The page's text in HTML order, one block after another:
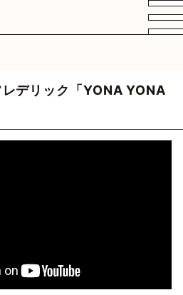
FAN CLUB
デリック「YONA YONA